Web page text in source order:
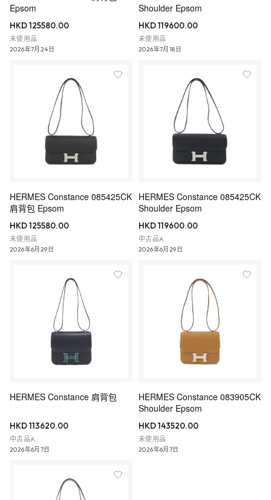
Epsom
HKD 125580.00
未使用品
2026年7月24日
Shoulder Epsom
HKD 119600.00
未使用品
2026年7月18日
HERMES Constance 085425CK
肩背包 Epsom
HKD 125580.00
未使用品
2026年6月29日
HERMES Constance 085425CK
Shoulder Epsom
HKD 119600.00
中古品A
2026年6月29日
HERMES Constance 肩背包
HKD 113620.00
中古品A
2026年6月7日
HERMES Constance 083905CK
Shoulder Epsom
HKD 143520.00
未使用品
2026年6月7日